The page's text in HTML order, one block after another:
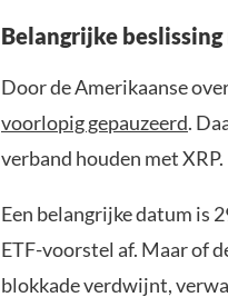
Belangrijke
Door de Amerikaanse
voorlopig gepauzeerd.
verband houden met XRP.
Een belangrijke datum is
ETF-voorstel af. Maar of
blokkade verdwijnt,